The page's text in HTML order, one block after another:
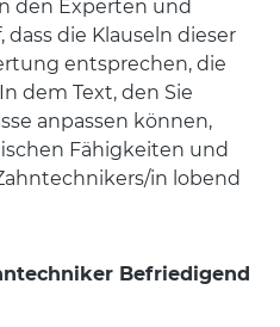
den Experten und
dass die Klauseln dieser
entsprechen, die
dem Text, den Sie
anpassen können,
Fähigkeiten und
in lobend
Befriedigend